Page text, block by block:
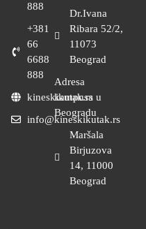
888
+381
66
6688
888
kineskikutak.rs
info@kineskikutak.rs
Dr.Ivana
Ribara 52/2,
11073
Beograd
Adresa
kampusa u
Beogradu
Maršala
Birjuzova
14, 11000
Beograd